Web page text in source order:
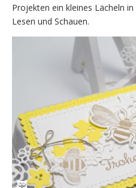
Projekten ein kleines Lächeln
Lesen und Schauen.